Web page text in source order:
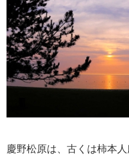
慶野松原は、古くは柿本